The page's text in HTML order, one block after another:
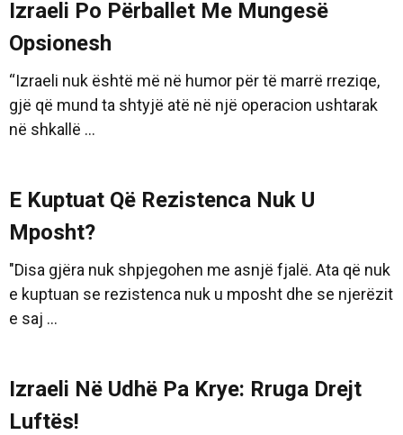
Izraeli Po Përballet Me Mungesë
Opsionesh
“Izraeli nuk është më në humor për të marrë rreziqe,
gjë që mund ta shtyjë atë në një operacion ushtarak
në shkallë ...
E Kuptuat Që Rezistenca Nuk U
Mposht?
"Disa gjëra nuk shpjegohen me asnjë fjalë. Ata që nuk
e kuptuan se rezistenca nuk u mposht dhe se njerëzit
e saj ...
Izraeli Në Udhë Pa Krye: Rruga Drejt
Luftës!